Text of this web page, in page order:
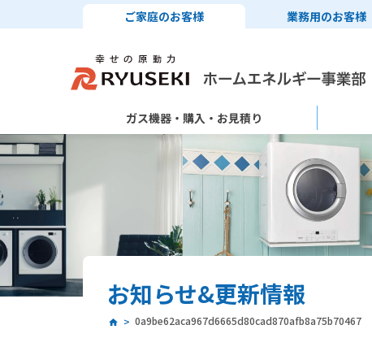
ご家庭のお客様 業務用のお客様
ガス機器・購入・お見積り
お知らせ&更新情報
0a9be62aca967d6665d80cad870afb8a75b70467